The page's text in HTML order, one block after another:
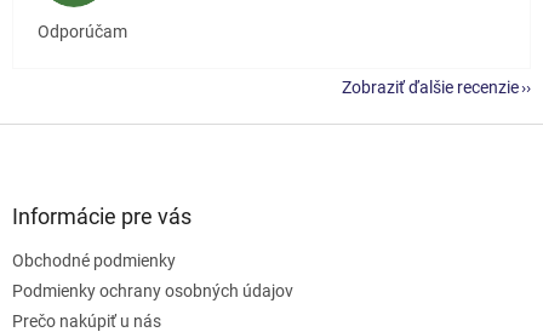
Odporúčam
Zobraziť ďalšie recenzie
Informácie pre vás
Obchodné podmienky
Podmienky ochrany osobných údajov
Prečo nakúpiť u nás